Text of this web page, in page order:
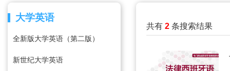
大学英语
全新版大学英语（第二版）
新世纪大学英语
共有 2 条搜索结果